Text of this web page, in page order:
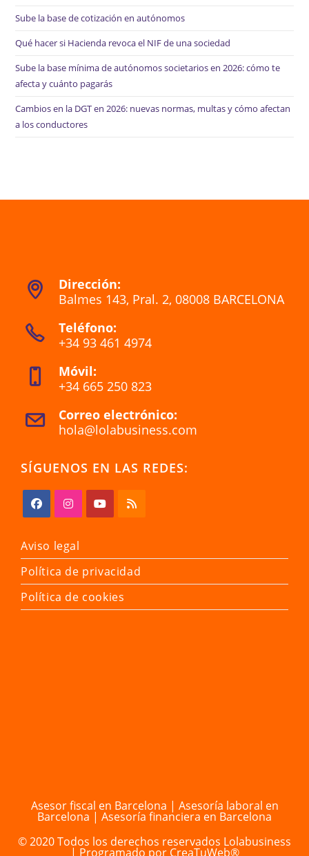
Sube la base de cotización en autónomos
Qué hacer si Hacienda revoca el NIF de una sociedad
Sube la base mínima de autónomos societarios en 2026: cómo te
afecta y cuánto pagarás
Cambios en la DGT en 2026: nuevas normas, multas y cómo afectan
a los conductores
Dirección:
Balmes 143, Pral. 2, 08008 BARCELONA
abre
en
una
nueva
Teléfono:
+34 93 461 4974
abre
en
tu
aplicación
Móvil:
+34 665 250 823
abre
en
aplicación
Correo electrónico:
hola@lolabusiness.com
SÍGUENOS EN LAS REDES:
abre
en
una
nueva
pestaña
abre
en
una
nueva
pestaña
en
una
nueva
pestaña
en
una
nueva
pestaña
Aviso legal
Política de privacidad
Política de cookies
Asesor fiscal en Barcelona | Asesoría laboral en
Barcelona | Asesoría financiera en Barcelona
© 2020 Todos los derechos reservados Lolabusiness
| Programado por CreaTuWeb®